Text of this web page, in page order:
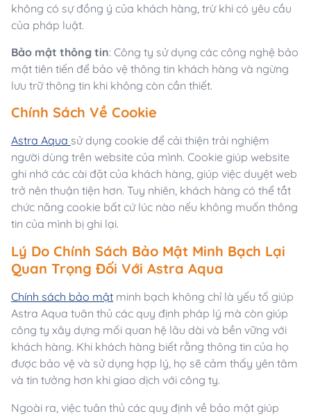
không có sự đồng ý của khách hàng, trừ khi có yêu cầu
của pháp luật.
Bảo mật thông tin: Công ty sử dụng các công nghệ bảo
mật tiên tiến để bảo vệ thông tin khách hàng và ngừng
lưu trữ thông tin khi không còn cần thiết.
Chính Sách Về Cookie
Astra Aqua sử dụng cookie để cải thiện trải nghiệm
người dùng trên website của mình. Cookie giúp website
ghi nhớ các cài đặt của khách hàng, giúp việc duyệt web
trở nên thuận tiện hơn. Tuy nhiên, khách hàng có thể tắt
chức năng cookie bất cứ lúc nào nếu không muốn thông
tin của mình bị ghi lại.
Lý Do Chính Sách Bảo Mật Minh Bạch Lại
Quan Trọng Đối Với Astra Aqua
Chính sách bảo mật minh bạch không chỉ là yếu tố giúp
Astra Aqua tuân thủ các quy định pháp lý mà còn giúp
công ty xây dựng mối quan hệ lâu dài và bền vững với
khách hàng. Khi khách hàng biết rằng thông tin của họ
được bảo vệ và sử dụng hợp lý, họ sẽ cảm thấy yên tâm
và tin tưởng hơn khi giao dịch với công ty.
Ngoài ra, việc tuân thủ các quy định về bảo mật giúp